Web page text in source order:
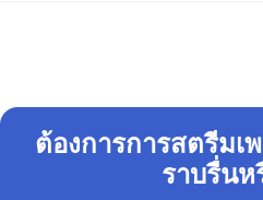
ต้องการการสตรีมเ
ราบรื่นห